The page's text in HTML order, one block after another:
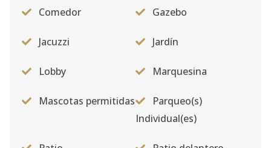
Comedor Gazebo
Jacuzzi Jardín
Lobby Marquesina
Mascotas permitidas
Parqueo(s)
Individual(es)